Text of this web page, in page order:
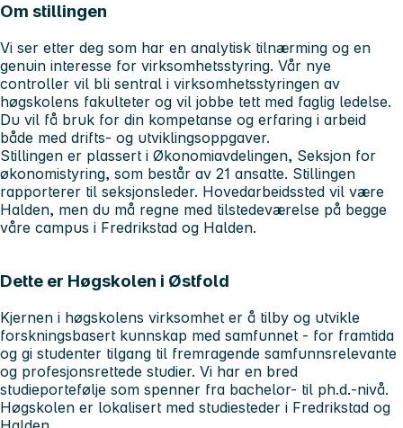
Om stillingen
Vi ser etter deg som har en analytisk tilnærming og en
genuin interesse for virksomhetsstyring. Vår nye
controller vil bli sentral i virksomhetsstyringen av
høgskolens fakulteter og vil jobbe tett med faglig ledelse.
Du vil få bruk for din kompetanse og erfaring i arbeid
både med drifts- og utviklingsoppgaver.
Stillingen er plassert i Økonomiavdelingen, Seksjon for
økonomistyring, som består av 21 ansatte. Stillingen
rapporterer til seksjonsleder. Hovedarbeidssted vil være
Halden, men du må regne med tilstedeværelse på begge
våre campus i Fredrikstad og Halden.
Dette er Høgskolen i Østfold
Kjernen i høgskolens virksomhet er å tilby og utvikle
forskningsbasert kunnskap med samfunnet - for framtida
og gi studenter tilgang til fremragende samfunnsrelevante
og profesjonsrettede studier. Vi har en bred
studieportefølje som spenner fra bachelor- til ph.d.-nivå.
Høgskolen er lokalisert med studiesteder i Fredrikstad og